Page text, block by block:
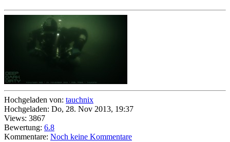
Hochgeladen von: tauchnix
Hochgeladen: Do, 28. Nov 2013, 19:37
Views: 3867
Bewertung: 6.8
Kommentare: Noch keine Kommentare